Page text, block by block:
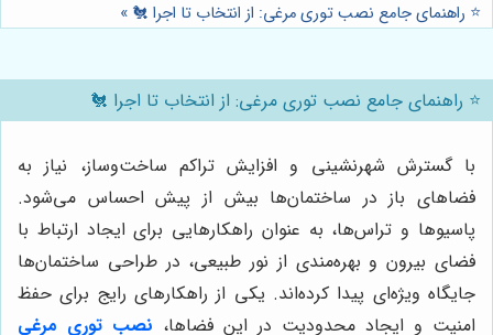
⭐️ راهنمای جامع نصب توری مرغی: از انتخاب تا اجرا 🐔 »
⭐️ راهنمای جامع نصب توری مرغی: از انتخاب تا اجرا 🐔
با گسترش شهرنشینی و افزایش تراکم ساخت‌وساز، نیاز به
فضاهای باز در ساختمان‌ها بیش از پیش احساس می‌شود.
پاسیوها و تراس‌ها، به عنوان راهکارهایی برای ایجاد ارتباط با
فضای بیرون و بهره‌مندی از نور طبیعی، در طراحی ساختمان‌ها
جایگاه ویژه‌ای پیدا کرده‌اند. یکی از راهکارهای رایج برای حفظ
امنیت و ایجاد محدودیت در این فضاها، نصب توری مرغی